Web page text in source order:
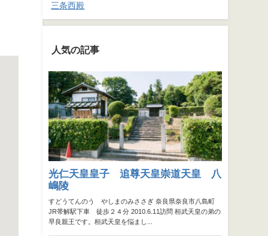
三条西殿
人気の記事